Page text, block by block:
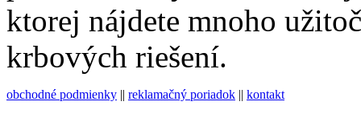
ktorej nájdete mnoho
krbových riešení.
obchodné podmienky || reklamačný poriadok || kontakt